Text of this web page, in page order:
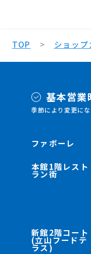
TOP ショップ
基本営業
季節により変更に
ファボーレ
本館1階レスト
ラン街
新館2階コート
(立山フードテ
ラス)